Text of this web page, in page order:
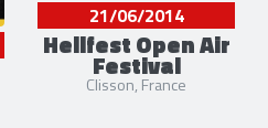
21/06/2014
Hellfest Open Air
Festival
Clisson, France